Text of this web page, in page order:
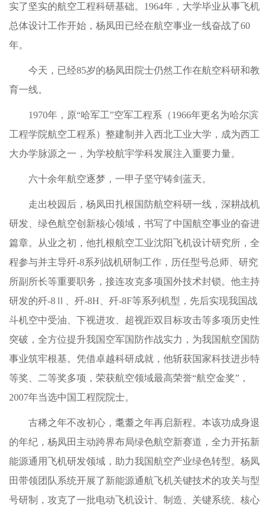
实了坚实的航空工程科研基础。1964年，大学毕业从事飞机
总体设计工作开始，杨凤田已经在航空事业一线奋战了60
年。
今天，已经85岁的杨凤田院士仍然工作在航空科研和教
育一线。
1970年，原“哈军工”空军工程系（1966年更名为哈尔滨
工程学院航空工程系）整建制并入西北工业大学，成为西工
大办学脉源之一，为学校航宇学科发展注入重要力量。
六十余年航空逐梦，一甲子坚守铸剑蓝天。
走出校园后，杨凤田扎根国防航空科研一线，深耕战机
研发、绿色航空创新核心领域，书写了中国航空事业的奋进
篇章。从业之初，他扎根航空工业沈阳飞机设计研究所，全
程参与并主导歼-8系列战机研制工作，历任型号总师、研究
所副所长等重要职务，接连攻克多项国外技术封锁。他主持
研发的歼-8Ⅱ、歼-8H、歼-8F等系列机型，先后实现我国战
斗机空中受油、下视进攻、超视距双目标攻击等多项历史性
突破，全方位提升我国空军国防作战实力，为我国航空国防
事业筑牢根基。凭借卓越科研成就，他斩获国家科技进步特
等奖、二等奖多项，荣获航空领域最高荣誉“航空金奖”，
2007年当选中国工程院院士。
古稀之年不改初心，耄耋之年再启新程。本该功成身退
的年纪，杨凤田主动跨界布局绿色航空新赛道，全力开拓新
能源通用飞机研发领域，助力我国航空产业绿色转型。杨凤
田带领团队系统开展了新能源通航飞机关键技术的攻关与型
号研制，攻克了一批电动飞机设计、制造、关键系统、核心